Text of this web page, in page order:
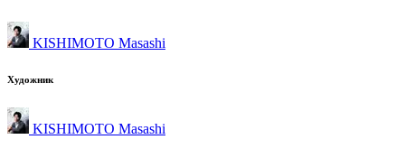
KISHIMOTO Masashi
Художник
KISHIMOTO Masashi